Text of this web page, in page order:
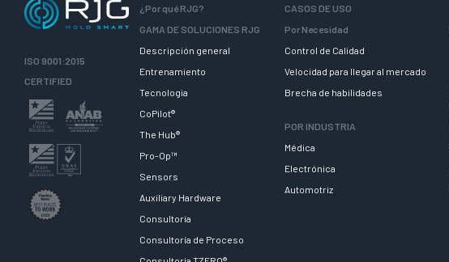
ISO 9001:2015
CERTIFIED
¿Por qué RJG?
GAMA DE SOLUCIONES RJG
Descripción general
Entrenamiento
Tecnologia
CoPilot®
The Hub®
Pro-Op™
Sensors
Auxiliary Hardware
Consultoría
Consultoría de Proceso
CASOS DE USO
Por Necesidad
Control de Calidad
Velocidad para llegar al mercado
Brecha de habilidades
POR INDUSTRIA
Médica
Electrónica
Automotriz